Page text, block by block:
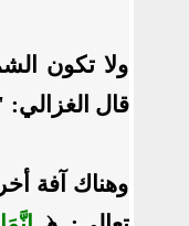
ولا تكون
قال الغزالي:
وهناك آفة